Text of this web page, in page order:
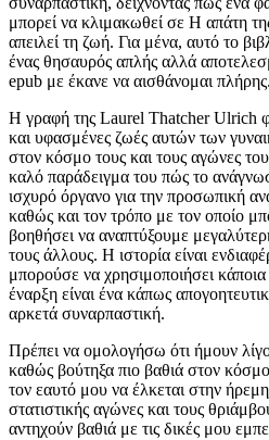
μπορεί να κλιμακωθεί σε Η απάτη
απειλεί τη ζωή. Για μένα, αυτό το
ένας θησαυρός απλής αλλά
epub με έκανε να αισθάνομαι πλήρης.
Η γραφή της Laurel Thatcher Ulrich
και υφασμένες ζωές αυτών των
στον κόσμο τους και τους αγώνες
καλό παράδειγμα του πώς το
ισχυρό όργανο για την προσωπική
καθώς και τον τρόπο με τον οποίο
βοηθήσει να αναπτύξουμε
τους άλλους. Η ιστορία είναι
μπορούσε να χρησιμοποιήσει
έναρξη είναι ένα κάπως
αρκετά συναρπαστική.
Πρέπει να ομολογήσω ότι ήμουν
καθώς βούτηξα πιο βαθιά στον
τον εαυτό μου να έλκεται στην
στατιστικής αγώνες και τους
αντηχούν βαθιά με τις δικές μου